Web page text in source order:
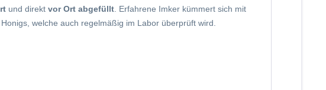
und direkt vor Ort abgefüllt . Erfahrene Imker kümmert sich mit
welche auch regelmäßig im Labor überprüft wird.